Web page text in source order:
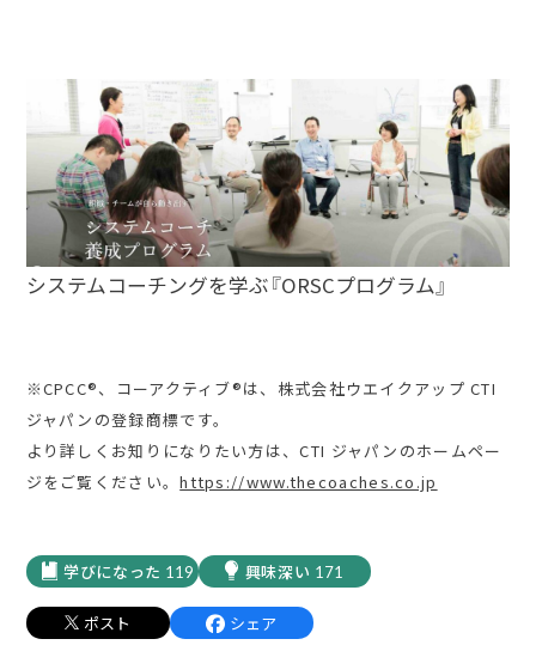
システムコーチングを学ぶ『ORSCプログラム』
※CPCC®、コーアクティブ®︎は、株式会社ウエイクアップ CTI
ジャパンの登録商標です。
より詳しくお知りになりたい方は、CTI ジャパンのホームペー
ジをご覧ください。https://www.thecoaches.co.jp
119 171
ポスト シェア